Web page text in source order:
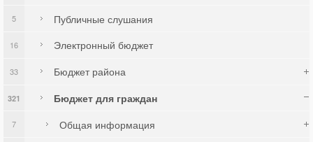
Публичные слушания
5
Электронный бюджет
16
Бюджет района
33
Бюджет для граждан
321
Общая информация
7